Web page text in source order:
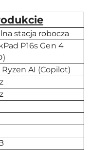
stacja robocza
P16s Gen 4
Ryzen AI (Copilot)